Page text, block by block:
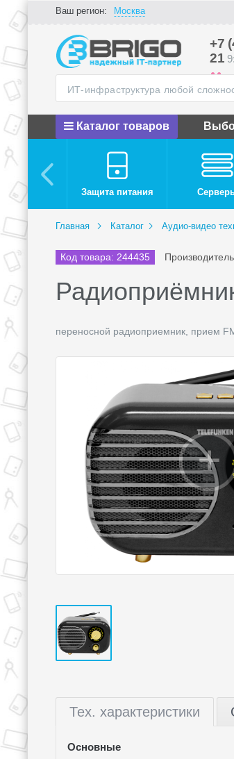
Ваш регион: Москва
+7
21
Каталог товаров
Защита питания
Главная Каталог Аудио-видео
Код товара: 244435
переносной радиоприемник, прием
Тех. характеристики
Основные